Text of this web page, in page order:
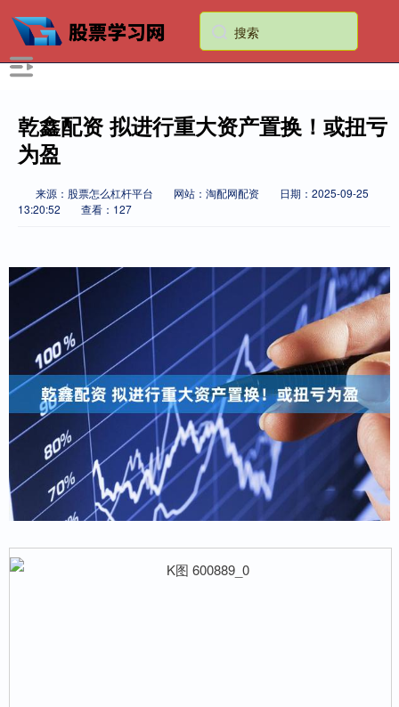
乾鑫配资 拟进行重大资产置换！或扭亏
为盈
来源：股票怎么杠杆平台 网站：淘配网配资
日期：2025-09-25
13:20:52
查看：127